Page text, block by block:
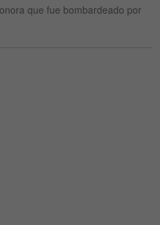
que fue bombardeado por